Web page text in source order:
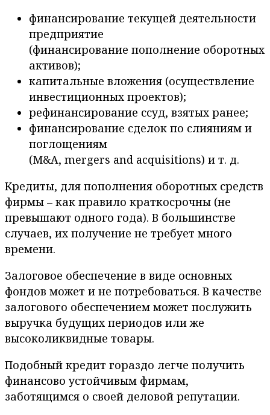
финансирование текущей деятельности
предприятие
(финансирование пополнение оборотных
активов);
капитальные вложения (осуществление
инвестиционных проектов);
рефинансирование ссуд, взятых ранее;
финансирование сделок по слияниям и
поглощениям
(M&A, mergers and acquisitions) и т. д.
Кредиты, для пополнения оборотных средств
фирмы – как правило краткосрочны (не
превышают одного года). В большинстве
случаев, их получение не требует много
времени.
Залоговое обеспечение в виде основных
фондов может и не потребоваться. В качестве
залогового обеспечением может послужить
выручка будущих периодов или же
высоколиквидные товары.
Подобный кредит гораздо легче получить
финансово устойчивым фирмам,
заботящимся о своей деловой репутации.